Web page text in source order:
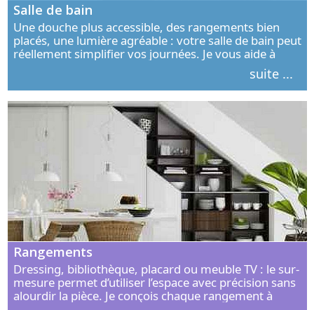
Salle de bain
Une douche plus accessible, des rangements bien
placés, une lumière agréable : votre salle de bain peut
réellement simplifier vos journées. Je vous aide à
concevoir un espace élégant, confortable et adapté à
suite ...
Rangements
Dressing, bibliothèque, placard ou meuble TV : le sur-
mesure permet d’utiliser l’espace avec précision sans
alourdir la pièce. Je conçois chaque rangement à